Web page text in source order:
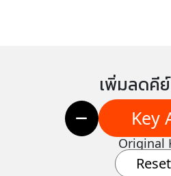
เพิ่มลดคี
Key
Original
Reset